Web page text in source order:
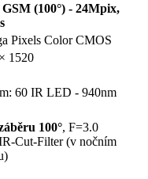
(100°) - 24Mpix,
Pixels Color CMOS
1520
60 IR LED - 940nm
100°, F=3.0
Cut-Filter (v nočním